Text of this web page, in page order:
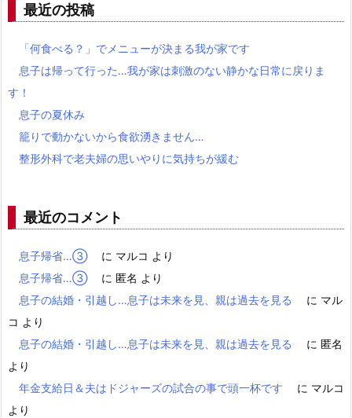
最近の投稿
「何食べる？」でメニューが決まる我が家です
息子は帰って行った…我が家は刺激のない静かな日常に戻りま
す！
息子の夏休み
籠りで動かないから食欲湧きません…
整形外科で老夫婦の思いやりに気持ちが緩む
最近のコメント
息子帰省…③ に マルコ より
息子帰省…③
に 匿名 より
息子の結婚・引越し…息子は未来を見、親は過去を見る
に マル
コ より
息子の結婚・引越し…息子は未来を見、親は過去を見る
に 匿名
より
年金支給日＆夫はドジャーズの試合の事で頭一杯です
に マルコ
より